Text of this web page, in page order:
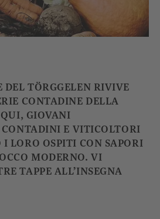
TÖRGGELEN RIVIVE
CONTADINE DELLA
GIOVANI
E VITICOLTORI
I LORO OSPITI CON SAPORI
MODERNO. VI
TAPPE ALL’INSEGNA